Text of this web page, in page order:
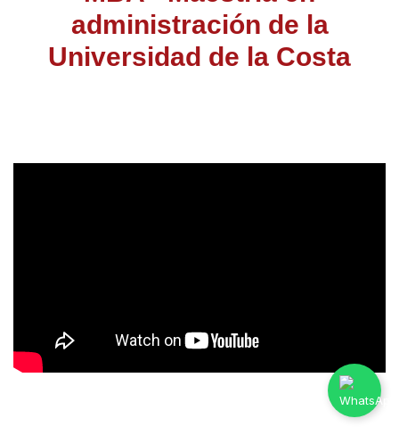
administración de la
Universidad de la Costa